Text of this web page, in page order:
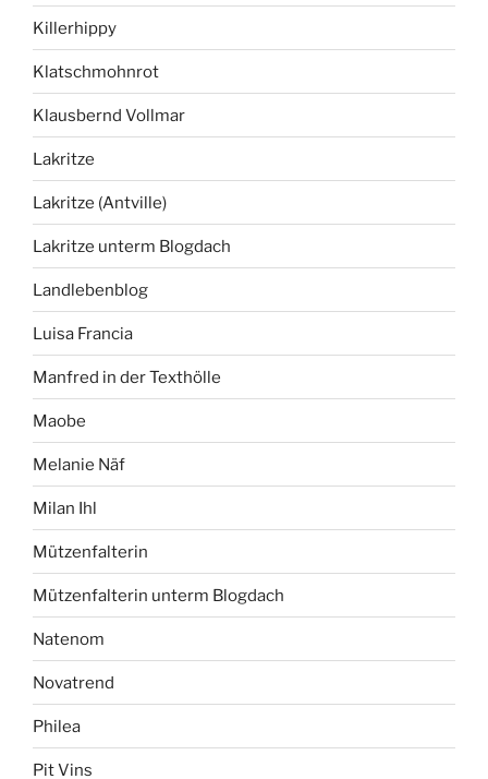
Killerhippy
Klatschmohnrot
Klausbernd Vollmar
Lakritze
Lakritze (Antville)
Lakritze unterm Blogdach
Landlebenblog
Luisa Francia
Manfred in der Texthölle
Maobe
Melanie Näf
Milan Ihl
Mützenfalterin
Mützenfalterin unterm Blogdach
Natenom
Novatrend
Philea
Pit Vins